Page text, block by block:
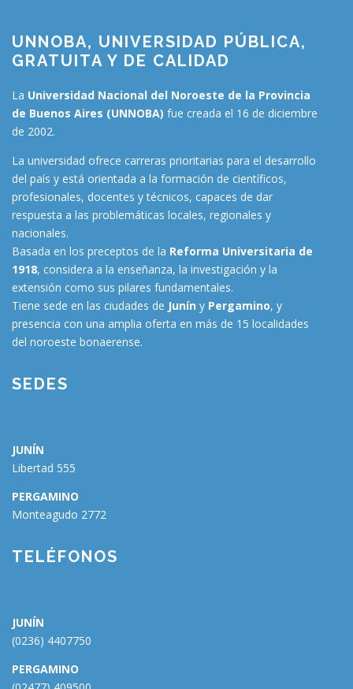
UNNOBA, UNIVERSIDAD PÚBLICA,
GRATUITA Y DE CALIDAD
La Universidad Nacional del Noroeste de la Provincia
de Buenos Aires (UNNOBA) fue creada el 16 de diciembre
de 2002.
La universidad ofrece carreras prioritarias para el desarrollo
del país y está orientada a la formación de científicos,
profesionales, docentes y técnicos, capaces de dar
respuesta a las problemáticas locales, regionales y
nacionales.
Basada en los preceptos de la Reforma Universitaria de
1918, considera a la enseñanza, la investigación y la
extensión como sus pilares fundamentales.
Tiene sede en las ciudades de Junín y Pergamino, y
presencia con una amplia oferta en más de 15 localidades
del noroeste bonaerense.
SEDES
JUNÍN
Libertad 555
PERGAMINO
Monteagudo 2772
TELÉFONOS
JUNÍN
(0236) 4407750
PERGAMINO